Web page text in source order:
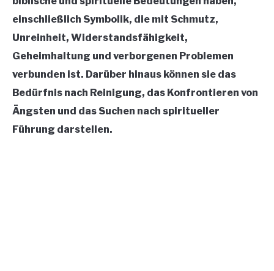
ABOUT US
einschließlich Symbolik, die mit Schmutz,
Unreinheit, Widerstandsfähigkeit,
Geheimhaltung und verborgenen Problemen
verbunden ist. Darüber hinaus können sie das
Bedürfnis nach Reinigung, das Konfrontieren von
Ängsten und das Suchen nach spiritueller
Führung darstellen.